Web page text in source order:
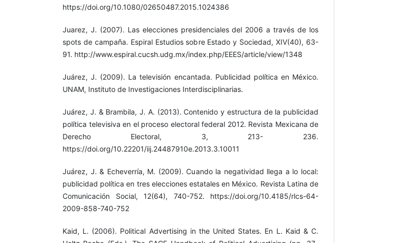
https://doi.org/10.1080/02650487.2015.1024386
Juarez, J. (2007). Las elecciones presidenciales del 2006 a través de los
spots de campaña. Espiral Estudios sobre Estado y Sociedad, XIV(40), 63-
91. http://www.espiral.cucsh.udg.mx/index.php/EEES/article/view/1348
Juárez, J. (2009). La televisión encantada. Publicidad política en México.
UNAM, Instituto de Investigaciones Interdisciplinarias.
Juárez, J. & Brambila, J. A. (2013). Contenido y estructura de la publicidad
política televisiva en el proceso electoral federal 2012. Revista Mexicana de
Derecho Electoral, 3, 213- 236.
https://doi.org/10.22201/iij.24487910e.2013.3.10011
Juárez, J. & Echeverría, M. (2009). Cuando la negatividad llega a lo local:
publicidad política en tres elecciones estatales en México. Revista Latina de
Comunicación Social, 12(64), 740-752. https://doi.org/10.4185/rlcs-64-
2009-858-740-752
Kaid, L. (2006). Political Advertising in the United States. En L. Kaid & C.